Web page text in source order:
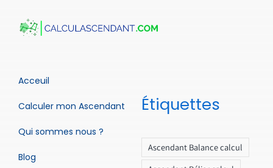
Acceuil
Calculer mon Ascendant
Qui sommes nous ?
Blog
Étiquettes
Ascendant Balance calcul